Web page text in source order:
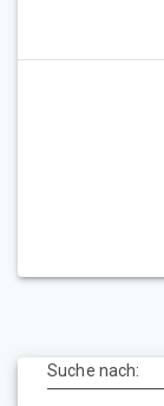
Suche nach: